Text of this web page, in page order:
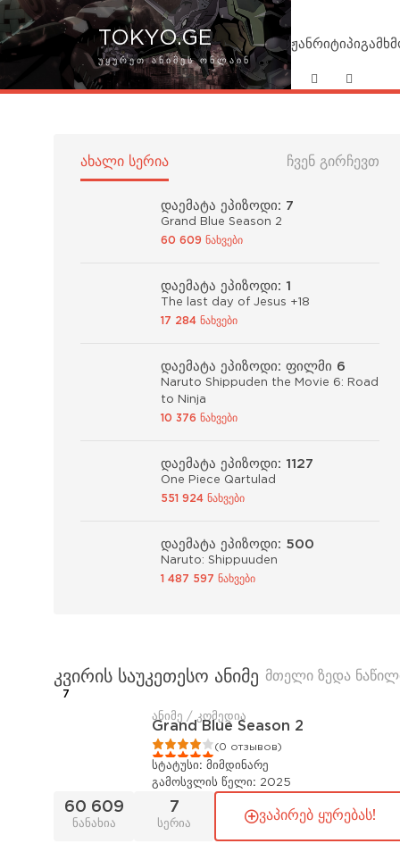
TOKYO.GE
ᲣᲧᲣᲠᲔᲗ ᲐᲜᲘᲛᲔᲡ ᲝᲜᲚᲐᲘᲜ
ჟანრიტიპი
ᲐᲮᲐᲚᲘ ᲡᲔᲠᲘᲐ ᲩᲕᲔᲜ ᲒᲘᲠᲩᲔᲕᲗ
დაემატა ეპიზოდი: 7
Grand Blue Season 2
60 609 ნახვები
დაემატა ეპიზოდი: 1
The last day of Jesus +18
17 284 ნახვები
დაემატა ეპიზოდი: ფილმი 6
Naruto Shippuden the Movie 6: Road
to Ninja
10 376 ნახვები
დაემატა ეპიზოდი: 1127
One Piece Qartulad
551 924 ნახვები
დაემატა ეპიზოდი: 500
Naruto: Shippuuden
1 487 597 ნახვები
კვირის საუკეთესო ანიმე მთელი ზედა
7
ანიმე / კომედია
Grand Blue Season 2
(0 отзывов)
სტატუსი: მიმდინარე
გამოსვლის წელი: 2025
60 609
ნანახია
7
სერია
ვაპირებ ყურებას!